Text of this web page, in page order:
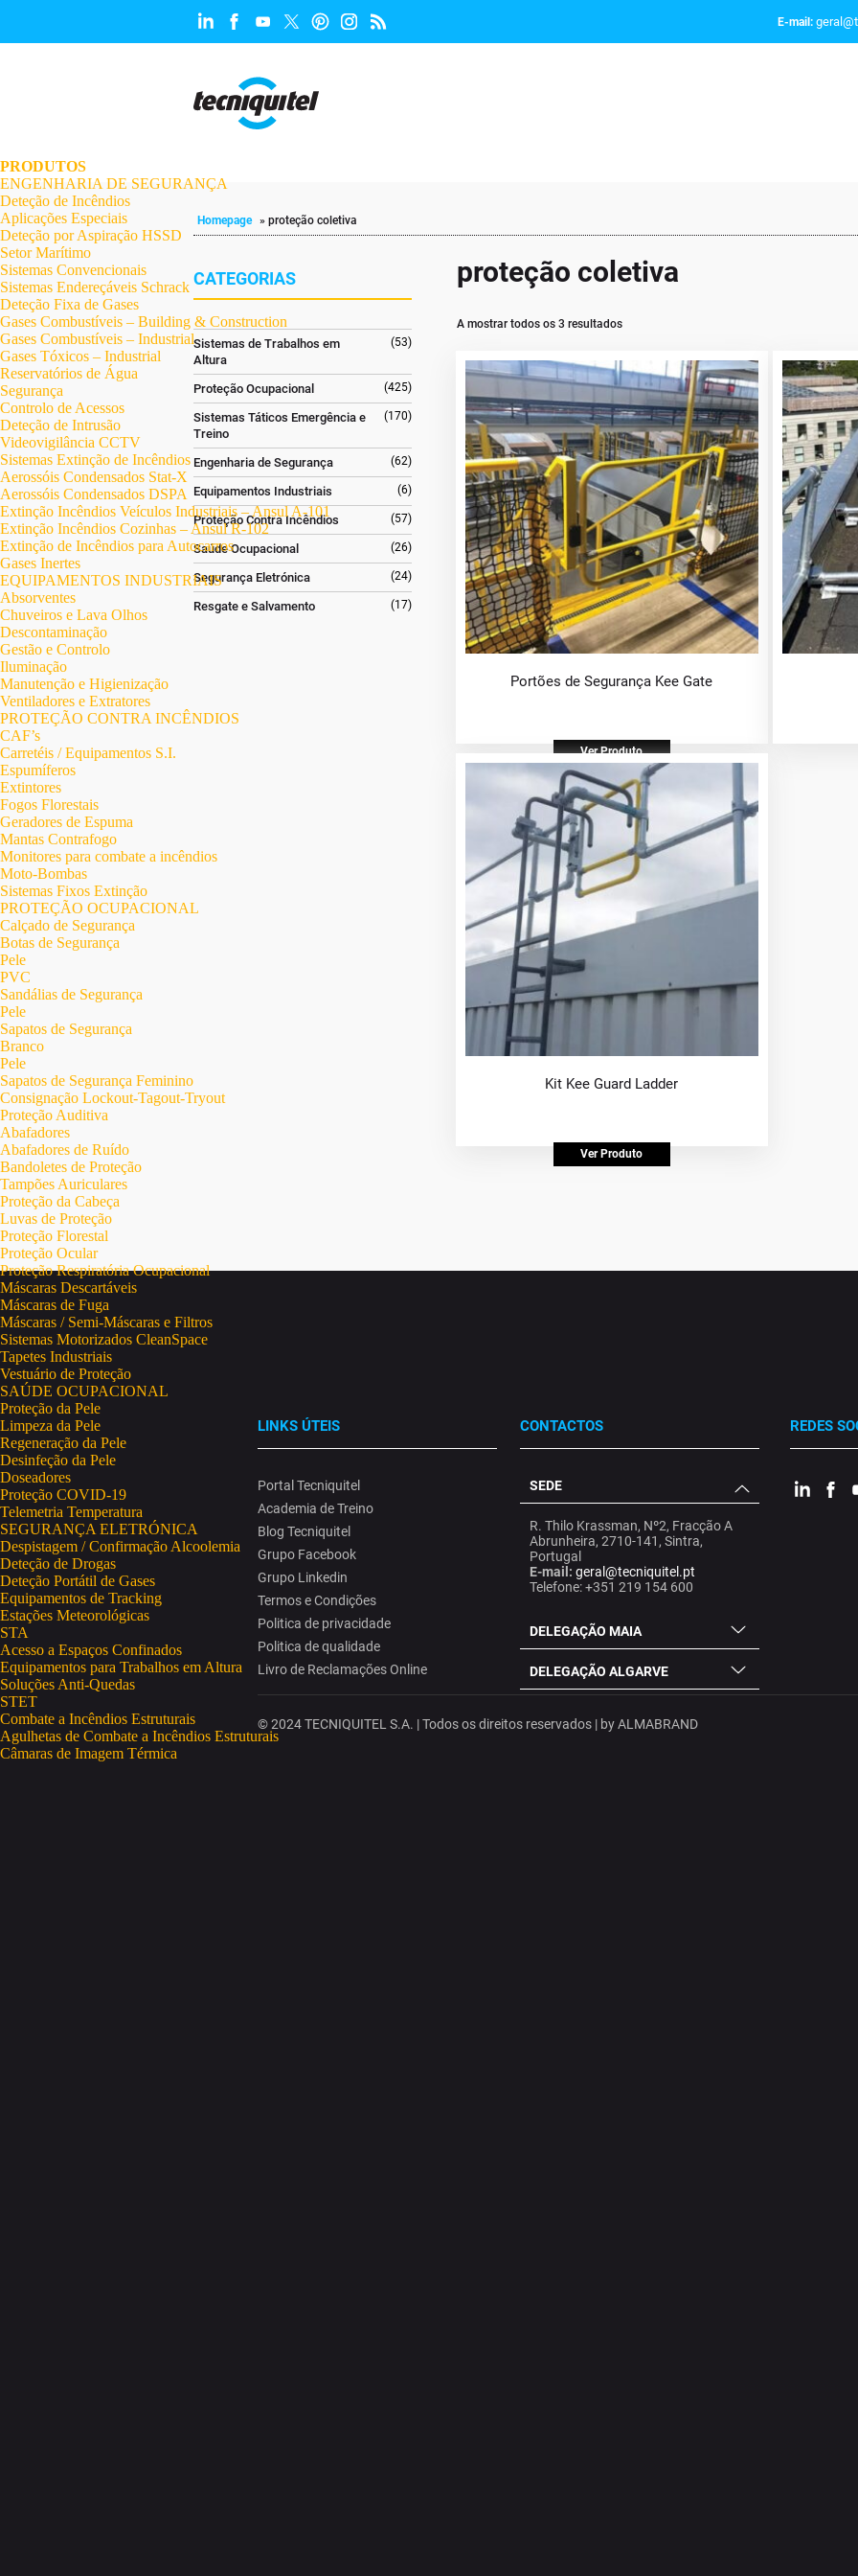
E-mail:
PRODUTOS
ENGENHARIA DE SEGURANÇA
Deteção de Incêndios
Aplicações Especiais
Deteção por Aspiração HSSD
Setor Marítimo
Sistemas Convencionais
Sistemas Endereçáveis Schrack
Deteção Fixa de Gases
Gases Combustíveis – Building & Construction
Gases Combustíveis – Industrial
Gases Tóxicos – Industrial
Reservatórios de Água
Segurança
Controlo de Acessos
Deteção de Intrusão
Videovigilância CCTV
Sistemas Extinção de Incêndios
Aerossóis Condensados Stat-X
Aerossóis Condensados DSPA
Extinção Incêndios Veículos Industriais – Ansul A-101
Extinção Incêndios Cozinhas – Ansul R-102
Extinção de Incêndios para Autocarros
Gases Inertes
EQUIPAMENTOS INDUSTRIAIS
Absorventes
Chuveiros e Lava Olhos
Descontaminação
Gestão e Controlo
Iluminação
Manutenção e Higienização
Ventiladores e Extratores
PROTEÇÃO CONTRA INCÊNDIOS
CAF’s
Carretéis / Equipamentos S.I.
Espumíferos
Extintores
Fogos Florestais
Geradores de Espuma
Mantas Contrafogo
Monitores para combate a incêndios
Moto-Bombas
Sistemas Fixos Extinção
PROTEÇÃO OCUPACIONAL
Calçado de Segurança
Botas de Segurança
Pele
PVC
Sandálias de Segurança
Pele
Sapatos de Segurança
Branco
Pele
Sapatos de Segurança Feminino
Consignação Lockout-Tagout-Tryout
Proteção Auditiva
Abafadores
Abafadores de Ruído
Bandoletes de Proteção
Tampões Auriculares
Proteção da Cabeça
Luvas de Proteção
Proteção Florestal
Proteção Ocular
Proteção Respiratória Ocupacional
Máscaras Descartáveis
Máscaras de Fuga
Máscaras / Semi-Máscaras e Filtros
Sistemas Motorizados CleanSpace
Tapetes Industriais
Vestuário de Proteção
SAÚDE OCUPACIONAL
Proteção da Pele
Limpeza da Pele
Regeneração da Pele
Desinfeção da Pele
Doseadores
Proteção COVID-19
Telemetria Temperatura
SEGURANÇA ELETRÓNICA
Despistagem / Confirmação Alcoolemia
Deteção de Drogas
Deteção Portátil de Gases
Equipamentos de Tracking
Estações Meteorológicas
STA
Acesso a Espaços Confinados
Equipamentos para Trabalhos em Altura
Soluções Anti-Quedas
STET
Combate a Incêndios Estruturais
Agulhetas de Combate a Incêndios Estruturais
Câmaras de Imagem Térmica
Homepage » proteção coletiva
CATEGORIAS
Sistemas de Trabalhos em
Altura
(53)
Proteção Ocupacional (425)
Sistemas Táticos Emergência e
Treino
(170)
Engenharia de Segurança (62)
Equipamentos Industriais (6)
Proteção Contra Incêndios (57)
Saúde Ocupacional (26)
Segurança Eletrónica (24)
Resgate e Salvamento (17)
proteção coletiva
A mostrar todos os 3 resultados
Portões de Segurança Kee Gate
Ver Produto
Kit Kee Guard Ladder
Ver Produto
LINKS ÚTEIS
Portal Tecniquitel
Academia de Treino
Blog Tecniquitel
Grupo Facebook
Grupo Linkedin
Termos e Condições
Politica de privacidade
Politica de qualidade
Livro de Reclamações Online
CONTACTOS
SEDE
R. Thilo Krassman, Nº2, Fracção A
Abrunheira, 2710-141, Sintra,
Portugal
E-mail: geral@tecniquitel.pt
Telefone: +351 219 154 600
DELEGAÇÃO MAIA
DELEGAÇÃO ALGARVE
REDES
© 2024 TECNIQUITEL S.A. | Todos os direitos reservados | byALMABRAND